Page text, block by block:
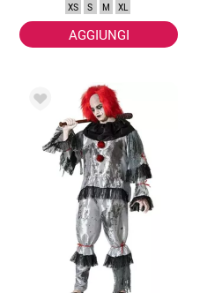
XS S M XL
AGGIUNGI